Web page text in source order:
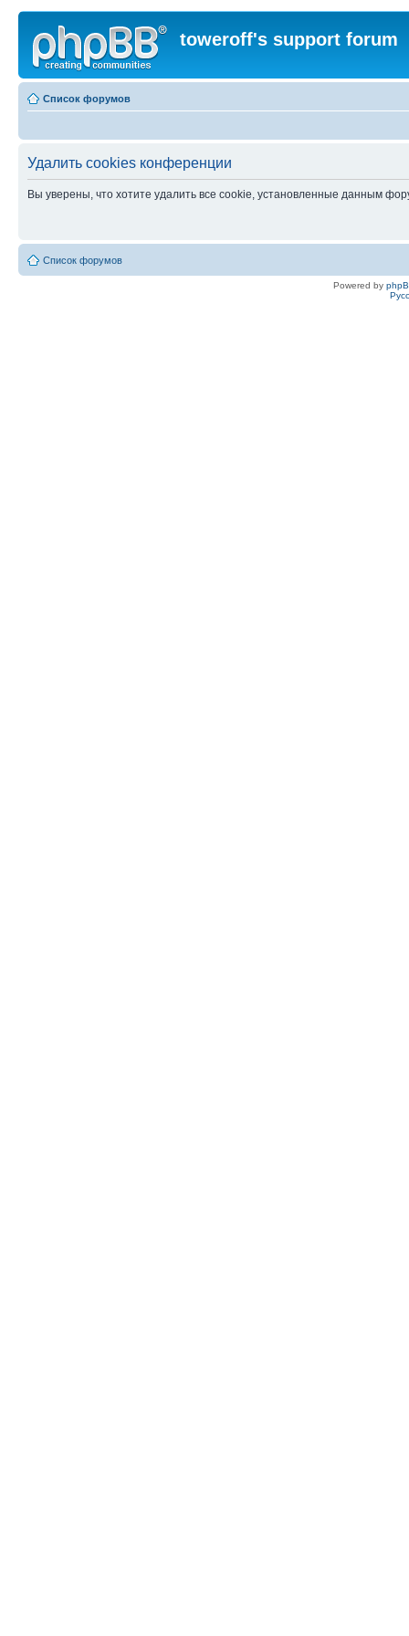
toweroff's support forum
Список форумов
Удалить cookies конференции
Вы уверены, что хотите удалить все cookie, установленные данным
Список форумов
Powered by